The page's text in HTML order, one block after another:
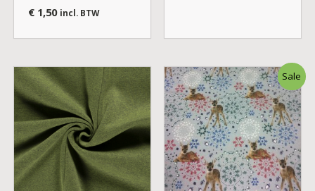
€1,50 incl. BTW
Sale
Oorspronkelijke
prijs
was:
€ 2,25.
Huidige
prijs
is:
€ 1,00.